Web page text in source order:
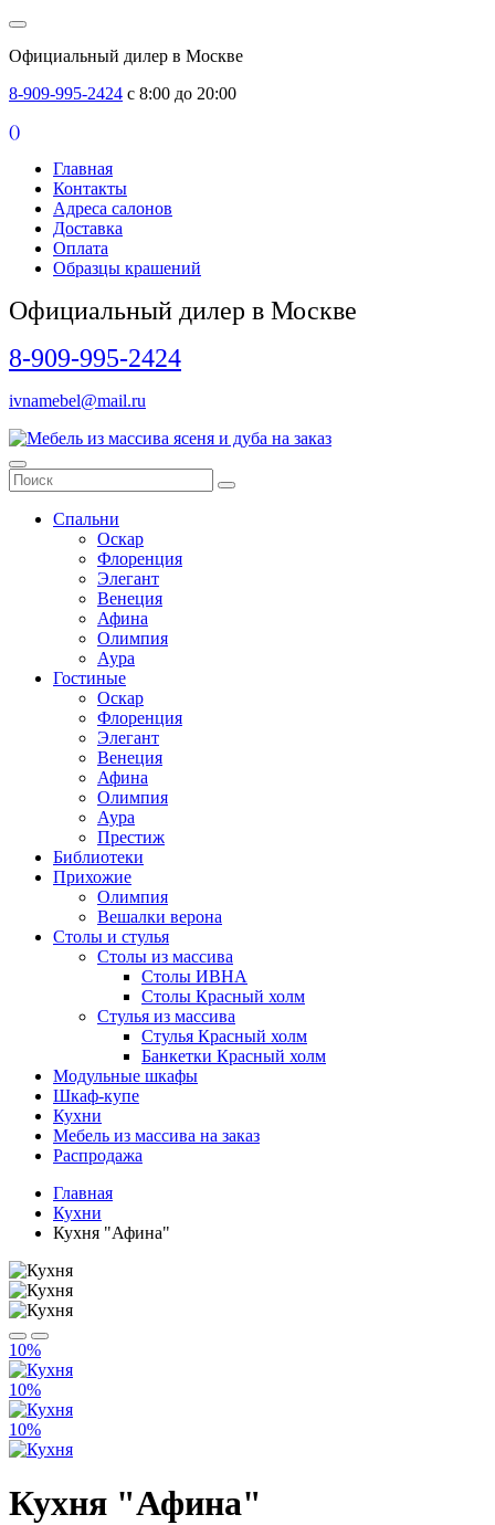
Официальный дилер в Москве
8-909-995-2424 с 8:00 до 20:00
()
Главная
Контакты
Адреса салонов
Доставка
Оплата
Образцы крашений
Официальный дилер в Москве
8-909-995-2424
ivnamebel@mail.ru
Спальни
Оскар
Флоренция
Элегант
Венеция
Афина
Олимпия
Аура
Гостиные
Оскар
Флоренция
Элегант
Венеция
Афина
Олимпия
Аура
Престиж
Библиотеки
Прихожие
Олимпия
Вешалки верона
Столы и стулья
Столы из массива
Столы ИВНА
Столы Красный холм
Стулья из массива
Стулья Красный холм
Банкетки Красный холм
Модульные шкафы
Шкаф-купе
Кухни
Мебель из массива на заказ
Распродажа
Главная
Кухни
Кухня "Афина"
10%
10%
10%
Кухня "Афина"